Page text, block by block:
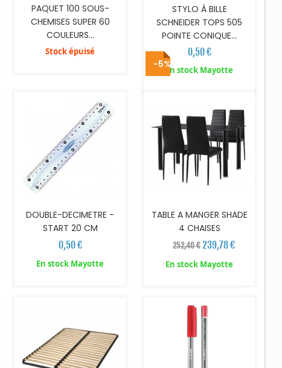
PAQUET 100 SOUS-
CHEMISES SUPER 60
COULEURS...
Stock épuisé
STYLO À BILLE
SCHNEIDER TOPS 505
POINTE CONIQUE...
0,50 €
En stock Mayotte
DOUBLE-DECIMETRE -
START 20 CM
0,50 €
En stock Mayotte
-5% AJOUTER AU PANIER
TABLE A MANGER SHADE
4 CHAISES
252,40 €239,78 €
En stock Mayotte
AJOUTER AU PANIER AJOUTER AU PANIER